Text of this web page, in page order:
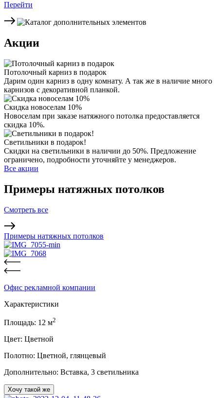
Перейти
Акции
Потолочный карниз в подарок
Дарим один карниз в одну комнату. А так же в наличие много
карнизов с декоративной планкой.
Скидка новоселам 10%
Новоселам при заказе натяжного потолка предоставляется
скидка 10%.
Светильники в подарок!
Скидки на светильники в наличии до 50%. Предложение
ограничено, подробности уточняйте у менеджеров.
Все акции
Примеры натяжных потолков
Смотреть все
Примеры натяжных потолков
Офис рекламной компании
Характеристики
Площадь: 12 м2
Цвет: Цветной
Полотно: Цветной, глянцевый
Дополнительно: Вставка, 3 светильника
Хочу такой же